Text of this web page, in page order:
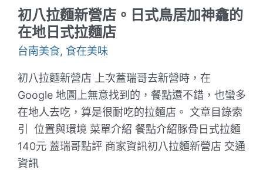
軟
的
特
製
餅
皮
搭
配
特
色
餡
料
超
特
別
初八拉麵新營店。日式鳥居加神龕的
在地日式拉麵店
台南美食, 食在美味
初八拉麵新營店 上次蓋瑞哥去新營時，在
Google 地圖上無意找到的，餐點還不錯，也蠻多
在地人去吃，算是很耐吃的拉麵店。 文章目錄索
引 位置與環境 菜單介紹 餐點介紹豚骨日式拉麵
140元 蓋瑞哥點評 商家資訊初八拉麵新營店 交通
資訊